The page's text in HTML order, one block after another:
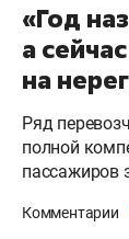
«Год
а
на
Ряд
полной
пассажиров
Комментарии